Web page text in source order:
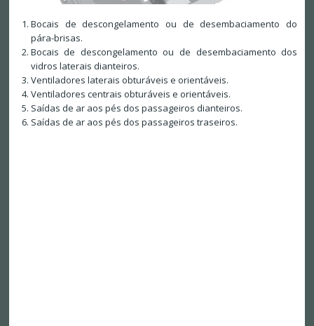
Bocais de descongelamento ou de desembaciamento do
pára-brisas.
Bocais de descongelamento ou de desembaciamento dos
vidros laterais dianteiros.
Ventiladores laterais obturáveis e orientáveis.
Ventiladores centrais obturáveis e orientáveis.
Saídas de ar aos pés dos passageiros dianteiros.
Saídas de ar aos pés dos passageiros traseiros.